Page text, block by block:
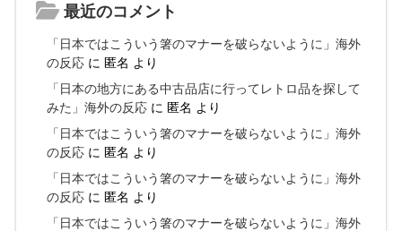
最近のコメント
「日本ではこういう箸のマナーを破らないように」海外
の反応 に匿名 より
「日本の地方にある中古品店に行ってレトロ品を探して
みた」海外の反応 に匿名 より
「日本ではこういう箸のマナーを破らないように」海外
の反応 に匿名 より
「日本ではこういう箸のマナーを破らないように」海外
の反応 に匿名 より
「日本ではこういう箸のマナーを破らないように」海外